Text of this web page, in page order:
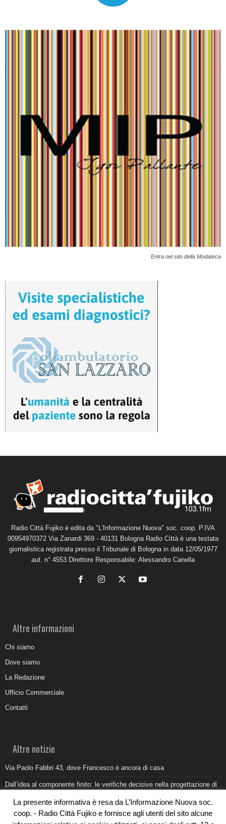
Entra nel sito della Modateca
Radio Città Fujiko è edita da "L'Informazione Nuova" soc. coop. P.IVA
00954970372 Via Zanardi 369 - 40131 Bologna Radio Città è una testata
giornalistica registrata presso il Tribunale di Bologna in data 12/05/1977
aut. n° 4553 Direttore Responsabile: Alessandro Canella
Altre informazioni
Chi siamo
Dove siamo
La Redazione
Ufficio Commerciale
Contatti
Altre notizie
Via Paolo Fabbri 43, dove Francesco è ancora di casa
Dall’idea al componente finito: le verifiche decisive nella progettazione di
Belvedere Marittimo e il report ARPACAL 2026 sulla qualità del mare
La presente informativa è resa da L’Informazione Nuova soc.
coop. - Radio Città Fujiko e fornisce agli utenti del sito alcune